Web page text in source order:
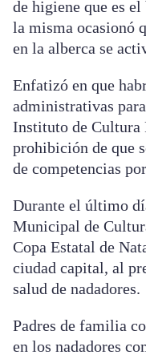
de higiene que es
la misma ocasionó
en la alberca se
Enfatizó en que
administrativas
Instituto de Cultura
prohibición de que
de competencias
Durante el último
Municipal de
Copa Estatal de
ciudad capital, al
salud de nadadores.
Padres de familia
en los nadadores